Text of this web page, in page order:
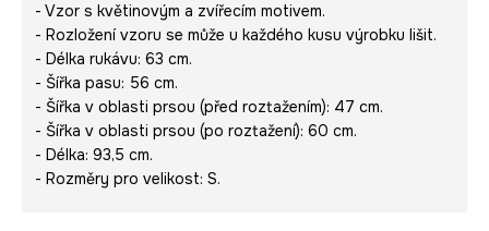
- Vzor s květinovým a zvířecím motivem.
- Rozložení vzoru se může u každého kusu výrobku lišit.
- Délka rukávu: 63 cm.
- Šířka pasu: 56 cm.
- Šířka v oblasti prsou (před roztažením): 47 cm.
- Šířka v oblasti prsou (po roztažení): 60 cm.
- Délka: 93,5 cm.
- Rozměry pro velikost: S.